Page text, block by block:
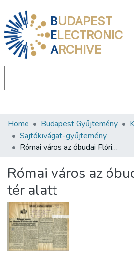
BUDAPEST
ELECTRONIC
ARCHIVE
Communities & Collections
All of DSpace
About us
Home Budapest Gyűjtemény
Sajtókivágat-gyűjtemény
Római város az óbudai Flórián-tér alatt
Római város az
tér alatt